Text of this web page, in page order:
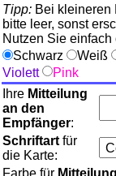
Tipp: Bei kleineren
bitte leer, sonst
Nutzen Sie einfach
Schwarz
Weiß
Violett
Pink
Ihre Mitteilung
an den
Empfänger:
Schriftart für
die Karte:
Farbe für